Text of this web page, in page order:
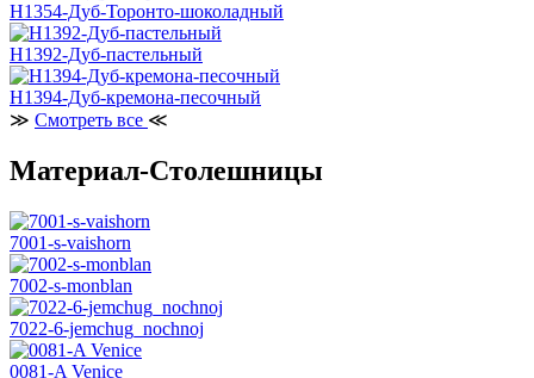
H1354-Дуб-Торонто-шоколадный
H1392-Дуб-пастельный
H1394-Дуб-кремона-песочный
≫ Смотреть все ≪
Материал-Столешницы
7001-s-vaishorn
7002-s-monblan
7022-6-jemchug_nochnoj
0081-A Venice